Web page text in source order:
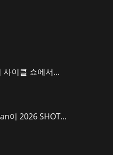
이클 쇼에서...
이 2026 SHOT...